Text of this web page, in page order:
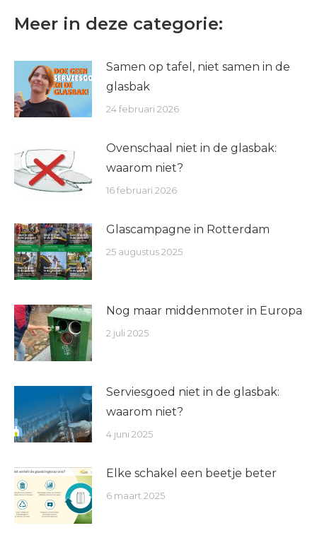
Meer in deze categorie:
Samen op tafel, niet samen in de
glasbak
24 februari 2026
Ovenschaal niet in de glasbak:
waarom niet?
16 februari 2026
Glascampagne in Rotterdam
25 augustus 2025
Nog maar middenmoter in Europa
2 juli 2025
Serviesgoed niet in de glasbak:
waarom niet?
4 juni 2025
Elke schakel een beetje beter
6 maart 2025